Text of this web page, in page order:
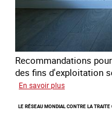
Recommandations
des fins d'exploitation
En savoir plus
ans
LE RÉSEAU MONDIAL CONTRE LA TRAITE